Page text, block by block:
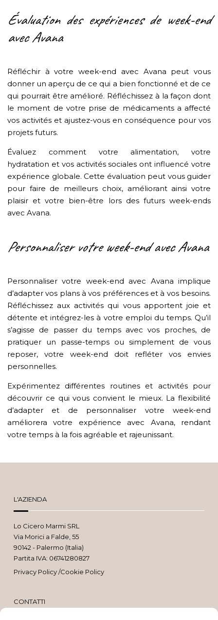
Évaluation des expériences de week-end
avec Avana
Réfléchir à votre week-end avec Avana peut vous
donner un aperçu de ce qui a bien fonctionné et de ce
qui pourrait être amélioré. Réfléchissez à la façon dont
le moment de votre prise de médicaments a affecté
vos activités et ajustez-vous en conséquence pour vos
projets futurs.
Évaluez comment votre alimentation, votre
hydratation et vos activités sociales ont influencé votre
expérience globale. Cette évaluation peut vous guider
pour faire de meilleurs choix, améliorant ainsi votre
plaisir et votre bien-être lors des futurs week-ends
avec Avana.
Personnaliser votre week-end avec Avana
Personnaliser votre week-end avec Avana implique
d’adapter vos plans à vos préférences et à vos besoins.
Réfléchissez aux activités qui vous apportent joie et
détente et intégrez-les à votre emploi du temps. Qu’il
s’agisse de passer du temps avec vos proches, de
pratiquer un passe-temps ou simplement de vous
reposer, votre week-end doit refléter vos envies
personnelles.
Expérimentez différentes routines et activités pour
découvrir ce qui vous convient le mieux. La flexibilité
d’adapter et de personnaliser votre week-end
améliorera votre expérience avec Avana, rendant
votre temps à la fois agréable et rajeunissant.
L'AZIENDA
Lo Cicero Marmi SRL
Via Morici a Falde, 55
90142 - Palermo (Italia)
Partita IVA: 06741280827
Privacy Policy/Cookie Policy
CONTATTI